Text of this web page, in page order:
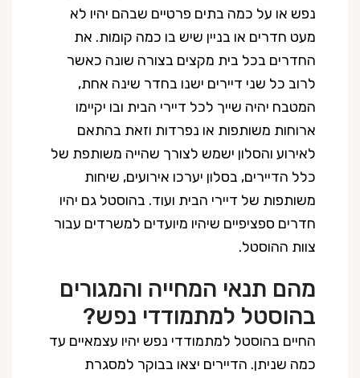
נפש או על כמה בתים פרטיים שבהם יהיו לא
מעט חדרים או בניין שיש בו כמה קומות. את
החדרים בכל בית מקצים בצורה שונה כאשר
לרוב כל שני דיירים ישנו בחדר שינה אחת,
המטבח יהיה שייך לכל דיירי הבית ובו יקיימו
ארוחות משותפות או נפרדות וזאת בהתאם
לאירוע והסלון ישמש לצורך שהייה משותפת של
כלל הדיירים, בסלון יערכו אירועים, שיחות
משותפות של דיירי הבית ועוד. בהוסטל גם יהיו
חדרים ספציפיים שיהיו מיועדים למשרדים עבור
צוות ההוסטל.
מהם תנאי המחייה והמגורים
בהוסטל למתמודדי נפש?
החיים בהוסטל למתמודדי נפש יהיו עצמאיים עד
כמה שניתן. הדיירים יצאו בבוקר למסגרת